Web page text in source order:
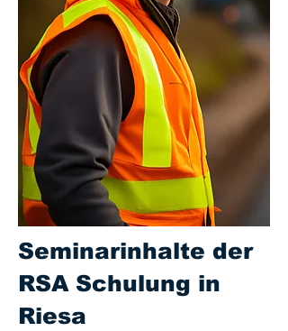
Seminarinhalte der
RSA Schulung in
Riesa